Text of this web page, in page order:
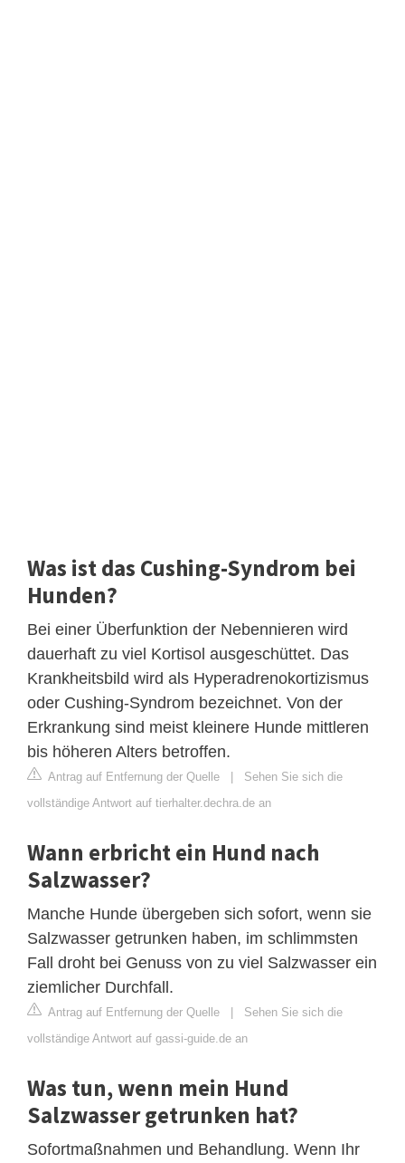
Was ist das Cushing-Syndrom bei
Hunden?
Bei einer Überfunktion der Nebennieren wird
dauerhaft zu viel Kortisol ausgeschüttet. Das
Krankheitsbild wird als Hyperadrenokortizismus
oder Cushing-Syndrom bezeichnet. Von der
Erkrankung sind meist kleinere Hunde mittleren
bis höheren Alters betroffen.
Antrag auf Entfernung der Quelle | Sehen Sie sich die
vollständige Antwort auf tierhalter.dechra.de an
Wann erbricht ein Hund nach
Salzwasser?
Manche Hunde übergeben sich sofort, wenn sie
Salzwasser getrunken haben, im schlimmsten
Fall droht bei Genuss von zu viel Salzwasser ein
ziemlicher Durchfall.
Antrag auf Entfernung der Quelle | Sehen Sie sich die
vollständige Antwort auf gassi-guide.de an
Was tun, wenn mein Hund
Salzwasser getrunken hat?
Sofortmaßnahmen und Behandlung. Wenn Ihr